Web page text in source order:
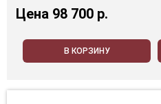
Цена 98 700 p.
В КОРЗИНУ